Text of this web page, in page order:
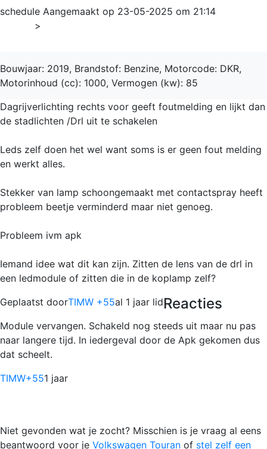
schedule Aangemaakt op 23-05-2025 om 21:14
>
Bouwjaar: 2019, Brandstof: Benzine, Motorcode: DKR,
Motorinhoud (cc): 1000, Vermogen (kw): 85
Dagrijverlichting rechts voor geeft foutmelding en lijkt dan
de stadlichten /Drl uit te schakelen
Leds zelf doen het wel want soms is er geen fout melding
en werkt alles.
Stekker van lamp schoongemaakt met contactspray heeft
probleem beetje verminderd maar niet genoeg.
Probleem ivm apk
Iemand idee wat dit kan zijn. Zitten de lens van de drl in
een ledmodule of zitten die in de koplamp zelf?
Geplaatst doorTIMW +55al 1 jaar lidReacties
Module vervangen. Schakeld nog steeds uit maar nu pas
naar langere tijd. In iedergeval door de Apk gekomen dus
dat scheelt.
TIMW+551 jaar
Niet gevonden wat je zocht? Misschien is je vraag al eens
beantwoord voor je Volkswagen Touran of stel zelf een